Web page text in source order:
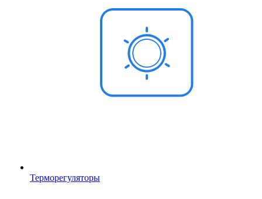
Терморегуляторы